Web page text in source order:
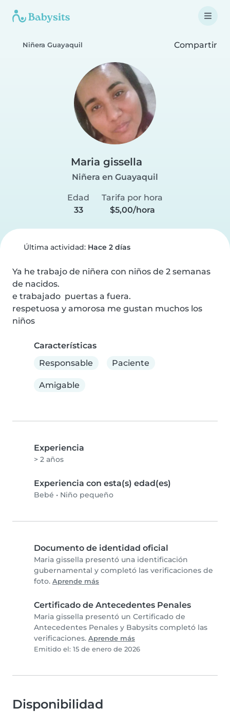
Niñera Guayaquil Compartir
Maria gissella
Niñera en Guayaquil
Edad
33
Tarifa por hora
$5,00/hora
Última actividad: Hace 2 días
Ya he trabajo de niñera con niños de 2 semanas
de nacidos.
e trabajado  puertas a fuera.
respetuosa y amorosa me gustan muchos los
niños
Características
Responsable
Paciente
Amigable
Experiencia
> 2 años
Experiencia con esta(s) edad(es)
Bebé • Niño pequeño
Documento de identidad oficial
Maria gissella presentó una identificación
gubernamental y completó las verificaciones de
foto. Aprende más
Certificado de Antecedentes Penales
Maria gissella presentó un Certificado de
Antecedentes Penales y Babysits completó las
verificaciones. Aprende más
Emitido el: 15 de enero de 2026
Disponibilidad